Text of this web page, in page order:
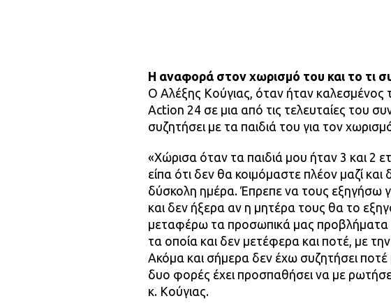
Η αναφορά στον χωρισμό του και το τι
Ο Αλέξης Κούγιας, όταν ήταν καλεσμένος
Action 24 σε μια από τις τελευταίες του
συζητήσει με τα παιδιά του για τον
«Χώρισα όταν τα παιδιά μου ήταν 3 και 2
είπα ότι δεν θα κοιμόμαστε πλέον μαζί
δύσκολη ημέρα. Έπρεπε να τους εξηγήσω
και δεν ήξερα αν η μητέρα τους θα το
μεταφέρω τα προσωπικά μας προβλήματα
τα οποία και δεν μετέφερα και ποτέ, με
Ακόμα και σήμερα δεν έχω συζητήσει
δυο φορές έχει προσπαθήσει να με
κ. Κούγιας.